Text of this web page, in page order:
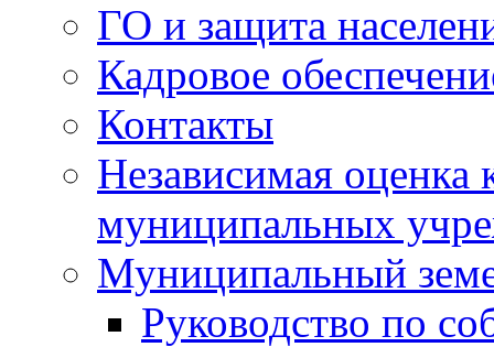
ГО и защита
Кадровое
Контакты
Независимая оценка
муниципальных
Муниципальный
Руководство по